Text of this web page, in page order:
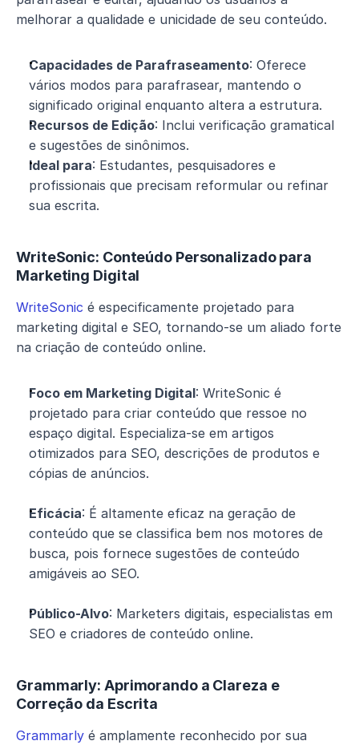
melhorar a qualidade e unicidade de seu conteúdo.
Capacidades de Parafraseamento: Oferece
vários modos para parafrasear, mantendo o
significado original enquanto altera a estrutura.
Recursos de Edição: Inclui verificação gramatical
e sugestões de sinônimos.
Ideal para: Estudantes, pesquisadores e
profissionais que precisam reformular ou refinar
sua escrita.
WriteSonic: Conteúdo Personalizado para
Marketing Digital
WriteSonic é especificamente projetado para
marketing digital e SEO, tornando-se um aliado forte
na criação de conteúdo online.
Foco em Marketing Digital: WriteSonic é
projetado para criar conteúdo que ressoe no
espaço digital. Especializa-se em artigos
otimizados para SEO, descrições de produtos e
cópias de anúncios.
Eficácia: É altamente eficaz na geração de
conteúdo que se classifica bem nos motores de
busca, pois fornece sugestões de conteúdo
amigáveis ao SEO.
Público-Alvo: Marketers digitais, especialistas em
SEO e criadores de conteúdo online.
Grammarly: Aprimorando a Clareza e
Correção da Escrita
Grammarly é amplamente reconhecido por sua